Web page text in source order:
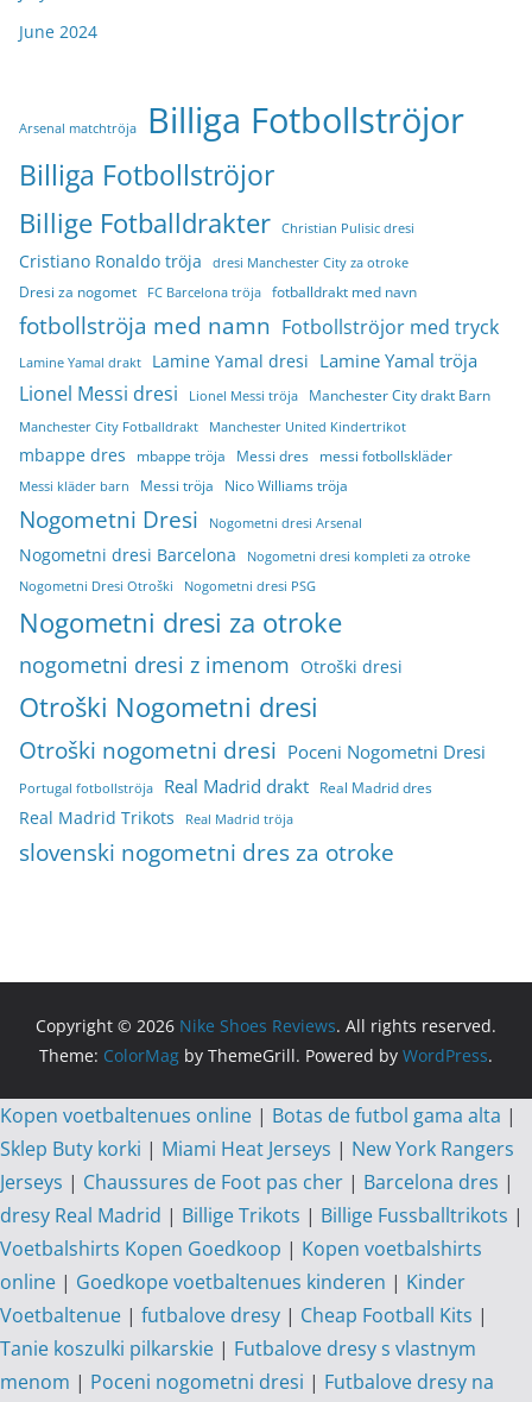
June 2024
Arsenal matchtröja Billiga Fotbollströjor
Billiga Fotbollströjor
Billige Fotballdrakter Christian Pulisic dresi
Cristiano Ronaldo tröja dresi Manchester City za otroke
Dresi za nogomet FC Barcelona tröja fotballdrakt med navn
fotbollströja med namn Fotbollströjor med tryck
Lamine Yamal drakt Lamine Yamal dresi Lamine Yamal tröja
Lionel Messi dresi Lionel Messi tröja Manchester City drakt Barn
Manchester City Fotballdrakt Manchester United Kindertrikot
mbappe dres mbappe tröja Messi dres messi fotbollskläder
Messi kläder barn Messi tröja Nico Williams tröja
Nogometni Dresi Nogometni dresi Arsenal
Nogometni dresi Barcelona
Nogometni dresi kompleti za otroke
Nogometni Dresi Otroški
Nogometni dresi PSG
Nogometni dresi za otroke
nogometni dresi z imenom Otroški dresi
Otroški Nogometni dresi
Otroški nogometni dresi Poceni Nogometni Dresi
Portugal fotbollströja Real Madrid drakt Real Madrid dres
Real Madrid Trikots Real Madrid tröja
slovenski nogometni dres za otroke
Copyright © 2026 Nike Shoes Reviews. All rights reserved.
Theme: ColorMag by ThemeGrill. Powered by WordPress.
Kopen voetbaltenues online | Botas de futbol gama alta |
Sklep Buty korki | Miami Heat Jerseys | New York Rangers
Jerseys | Chaussures de Foot pas cher | Barcelona dres |
dresy Real Madrid | Billige Trikots | Billige Fussballtrikots |
Voetbalshirts Kopen Goedkoop | Kopen voetbalshirts
online | Goedkope voetbaltenues kinderen | Kinder
Voetbaltenue | futbalove dresy | Cheap Football Kits |
Tanie koszulki pilkarskie | Futbalove dresy s vlastnym
menom | Poceni nogometni dresi | Futbalove dresy na